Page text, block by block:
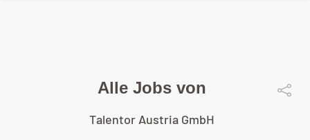
Alle Jobs von
Talentor Austria GmbH